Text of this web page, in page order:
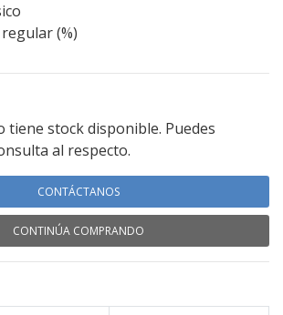
(%)
tiene stock disponible. Puedes
al respecto.
CONTÁCTANOS
CONTINÚA COMPRANDO